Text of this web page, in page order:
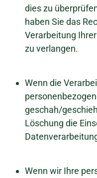
dies zu
haben Sie das
Verarbeitung
zu verlangen.
Wenn die
geschah/
Löschung die
Wenn wir Ihre